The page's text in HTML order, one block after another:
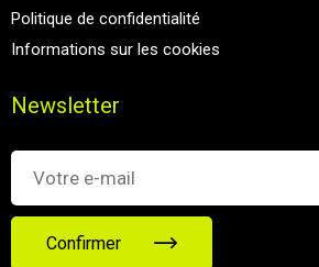
Politique de confidentialité
Informations sur les cookies
Newsletter
Confirmer